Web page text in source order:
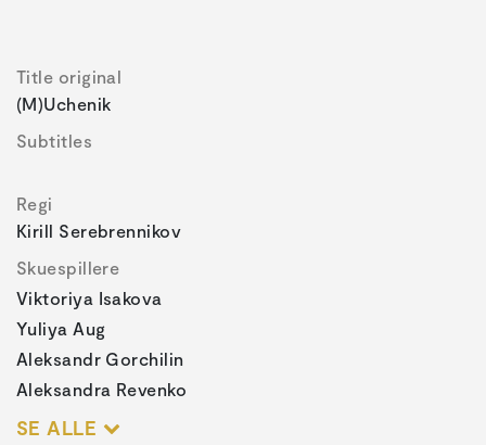
Title original
(m)uchenik
Subtitles
Regi
Kirill Serebrennikov
Skuespillere
Viktoriya Isakova
Yuliya Aug
Aleksandr Gorchilin
Aleksandra Revenko
SE ALLE